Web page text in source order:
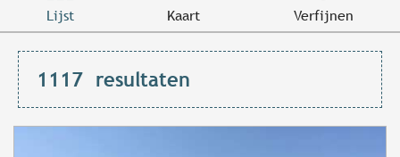
Lijst Kaart Verfijnen
1117 resultaten